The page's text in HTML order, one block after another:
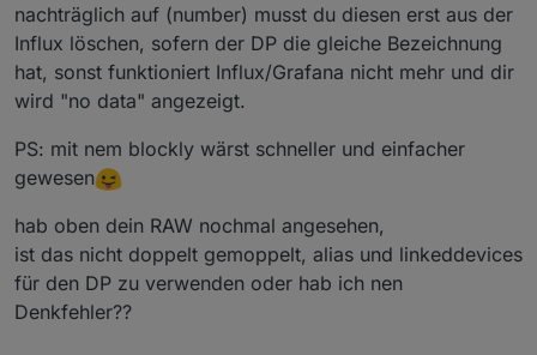
Also warte ich mal :-(
nachträglich auf (number) musst du diesen erst aus der
Influx löschen, sofern der DP die gleiche Bezeichnung
hat, sonst funktioniert Influx/Grafana nicht mehr und dir
wird "no data" angezeigt.
PS: mit nem blockly wärst schneller und einfacher
gewesen
hab oben dein RAW nochmal angesehen,
ist das nicht doppelt gemoppelt, alias und linkeddevices
für den DP zu verwenden oder hab ich nen
Denkfehler??